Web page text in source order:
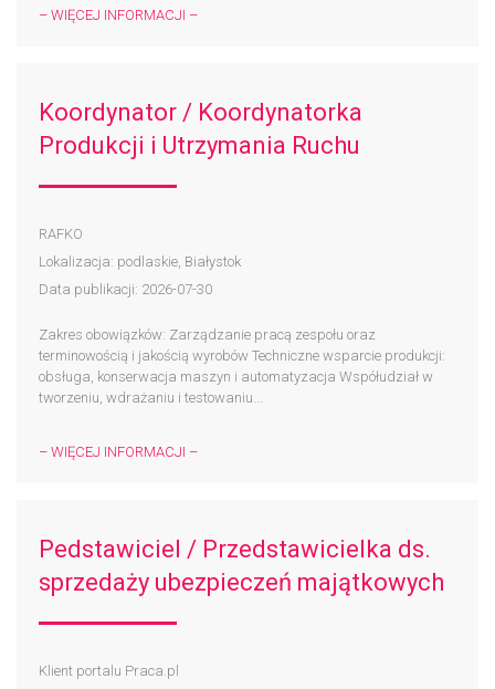
– WIĘCEJ INFORMACJI –
Koordynator / Koordynatorka
Produkcji i Utrzymania Ruchu
RAFKO
Lokalizacja: podlaskie, Białystok
Data publikacji: 2026-07-30
Zakres obowiązków: Zarządzanie pracą zespołu oraz
terminowością i jakością wyrobów Techniczne wsparcie produkcji:
obsługa, konserwacja maszyn i automatyzacja Współudział w
tworzeniu, wdrażaniu i testowaniu...
– WIĘCEJ INFORMACJI –
Pedstawiciel / Przedstawicielka ds.
sprzedaży ubezpieczeń majątkowych
Klient portalu Praca.pl